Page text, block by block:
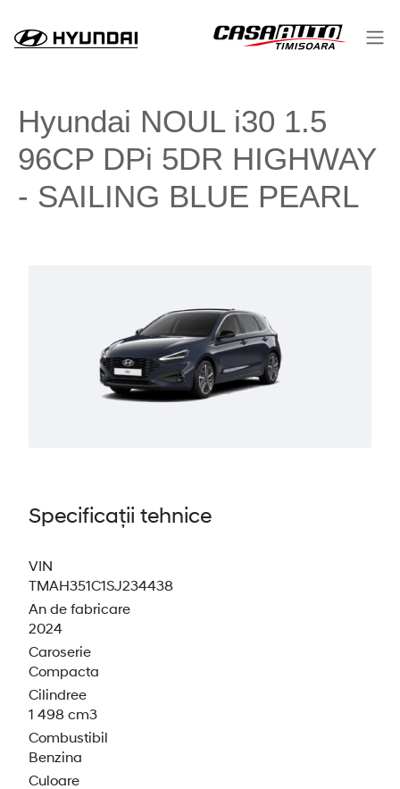
Hyundai NOUL i30 1.5
96CP DPi 5DR HIGHWAY
- SAILING BLUE PEARL
Specificații tehnice
VIN
TMAH351C1SJ234438
An de fabricare
2024
Caroserie
Compacta
Cilindree
1 498 cm3
Combustibil
Benzina
Culoare